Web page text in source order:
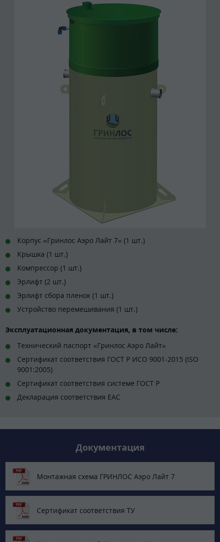
Корпус «Гринлос Аэро Лайт 7» (1 шт.)
Крышка (1 шт.)
Компрессор (1 шт.)
Эрлифт (2 шт.)
Эрлифт сбора пленок (1 шт.)
Устройство перемешивания (1 шт.)
Эксплуатационная документация, в том числе:
Технический паспорт «Гринлос Аэро Лайт»
Сертификат соответствия ГОСТ Р ИСО 9001-2015 (ISO
9001:2005)
Сертификат соответствия системе ГОСТ Р
Декларация соответствия EAC
Документация
Монтажная схема ГРИНЛОС Аэро Лайт 7
Сертификат соответствия ТУ